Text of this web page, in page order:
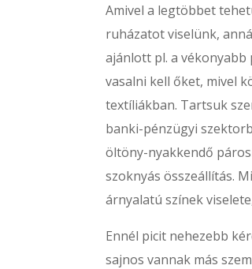
Amivel a legtöbbet
ruházatot viselünk,
ajánlott pl. a
vasalni kell őket, mivel
textíliákban. Tartsuk
banki-pénzügyi
öltöny-nyakkendő
szoknyás összeállítás.
árnyalatú színek
Ennél picit nehezebb
sajnos vannak más